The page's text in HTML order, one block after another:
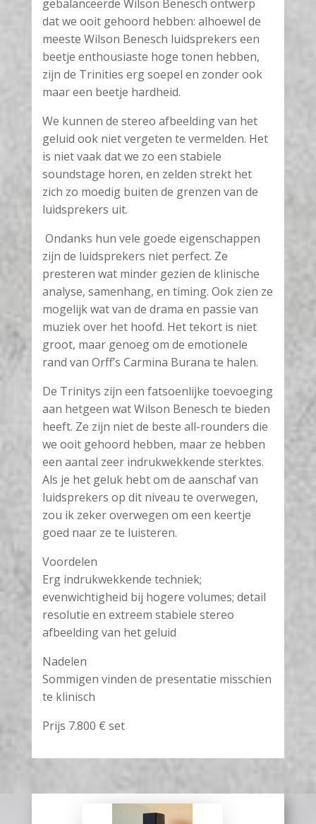
gebalanceerde Wilson Benesch ontwerp
dat we ooit gehoord hebben: alhoewel de
meeste Wilson Benesch luidsprekers een
beetje enthousiaste hoge tonen hebben,
zijn de Trinities erg soepel en zonder ook
maar een beetje hardheid.
We kunnen de stereo afbeelding van het
geluid ook niet vergeten te vermelden. Het
is niet vaak dat we zo een stabiele
soundstage horen, en zelden strekt het
zich zo moedig buiten de grenzen van de
luidsprekers uit.
Ondanks hun vele goede eigenschappen
zijn de luidsprekers niet perfect. Ze
presteren wat minder gezien de klinische
analyse, samenhang, en timing. Ook zien ze
mogelijk wat van de drama en passie van
muziek over het hoofd. Het tekort is niet
groot, maar genoeg om de emotionele
rand van Orff’s Carmina Burana te halen.
De Trinitys zijn een fatsoenlijke toevoeging
aan hetgeen wat Wilson Benesch te bieden
heeft. Ze zijn niet de beste all-rounders die
we ooit gehoord hebben, maar ze hebben
een aantal zeer indrukwekkende sterktes.
Als je het geluk hebt om de aanschaf van
luidsprekers op dit niveau te overwegen,
zou ik zeker overwegen om een keertje
goed naar ze te luisteren.
Voordelen
Erg indrukwekkende techniek;
evenwichtigheid bij hogere volumes; detail
resolutie en extreem stabiele stereo
afbeelding van het geluid
Nadelen
Sommigen vinden de presentatie misschien
te klinisch
Prijs 7.800 € set